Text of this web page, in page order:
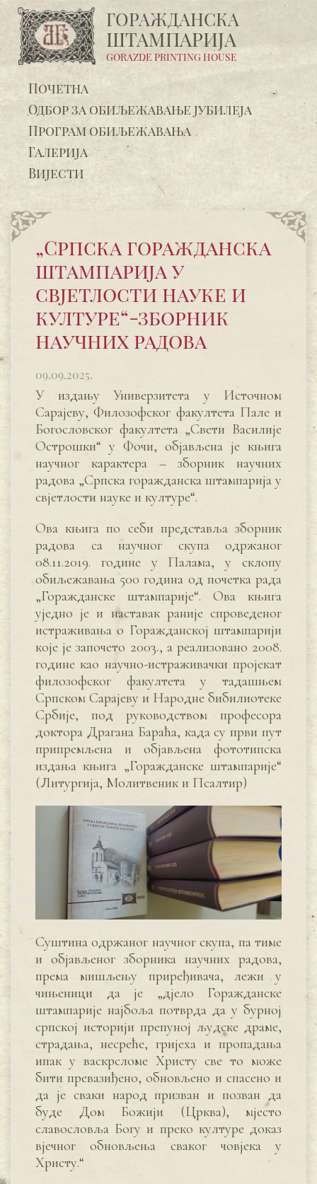
ГОРАЖДАНСКA
ШТАМПАРИЈA
GORAZDE PRINTING HOUSE
Почетна
Одбор за обиљежавање јубилеја
Програм обиљежавања
Галерија
Вијести
„Српска горажданска
штампарија у
свјетлости науке и
културе“-зборник
научних радова
09.09.2025.
У издању Универзитета у Источном
Сарајеву, Филозофског факултета Пале и
Богословског факултета „Свети Василије
Острошки“ у Фочи, објављена је књига
научног карактера – зборник научних
радова „Српска горажданска штампарија у
свјетлости науке и културе“.
Ова књига по себи представља зборник
радова са научног скупа одржаног
08.11.2019. године у Палама, у склопу
обиљежавања 500 година од почетка рада
„Горажданске штампарије“. Ова књига
уједно је и наставак раније спроведеног
истраживања о Горажданској штампарији
које је започето 2003., а реализовано 2008.
године као научно-истраживачки пројекат
филозофског факултета у тадашњем
Српском Сарајеву и Народне бибилиотеке
Србије, под руководством професора
доктора Драгана Бараћа, када су први пут
припремљена и објављена фототипска
издања књига „Горажданске штампарије“
(Литургија, Молитвеник и Псалтир)
Суштина одржаног научног скупа, па тиме
и објављеног зборника научних радова,
према мишљењу приређивача, лежи у
чињеници да је „дјело Горажданске
штампарије најбоља потврда да у бурној
српској историји препуној људске драме,
страдања, несреће, гријеха и пропадања
ипак у васкрсломе Христу све то може
бити превазиђено, обновљено и спасено и
да је сваки народ призван и позван да
буде Дом Божији (Црква), мјесто
славословља Богу и преко културе доказ
вјечног обновљења сваког човјека у
Христу.“